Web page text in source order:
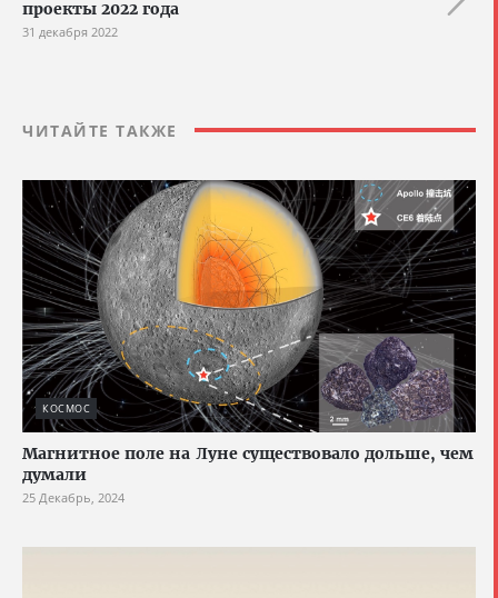
проекты 2022 года
31 декабря 2022
ЧИТАЙТЕ ТАКЖЕ
КОСМОС
Магнитное поле на Луне существовало дольше, чем
думали
25 Декабрь, 2024